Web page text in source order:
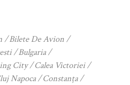
Bilete De Avion
Bulgaria
City
Calea Victoriei
Napoca
Constanța